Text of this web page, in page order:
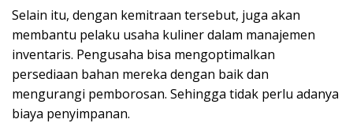
Selain itu, dengan kemitraan tersebut, juga akan
membantu pelaku usaha kuliner dalam manajemen
inventaris. Pengusaha bisa mengoptimalkan
persediaan bahan mereka dengan baik dan
mengurangi pemborosan. Sehingga tidak perlu adanya
biaya penyimpanan.